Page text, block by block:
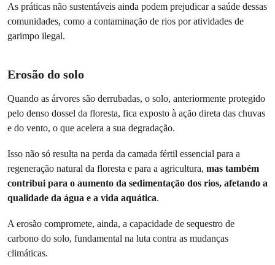
As práticas não sustentáveis ainda podem prejudicar a saúde dessas
comunidades, como a contaminação de rios por atividades de
garimpo ilegal.
Erosão do solo
Quando as árvores são derrubadas, o solo, anteriormente protegido
pelo denso dossel da floresta, fica exposto à ação direta das chuvas
e do vento, o que acelera a sua degradação.
Isso não só resulta na perda da camada fértil essencial para a
regeneração natural da floresta e para a agricultura, mas também
contribui para o aumento da sedimentação dos rios, afetando a
qualidade da água e a vida aquática.
A erosão compromete, ainda, a capacidade de sequestro de
carbono do solo, fundamental na luta contra as mudanças
climáticas.